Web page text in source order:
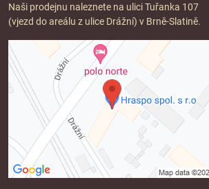
Naši prodejnu naleznete na ulici Tuřanka 107
(vjezd do areálu z ulice Drážní) v Brně-Slatině.